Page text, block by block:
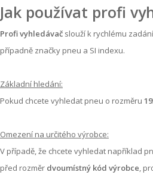
Jak používat profi
Profi vyhledávač slouží k rychlému
případně značky pneu a SI indexu.
Základní hledání:
Pokud chcete vyhledat pneu o rozměru
Omezení na určitého výrobce:
V případě, že chcete vyhledat například
před rozměr dvoumístný kód výrobce,